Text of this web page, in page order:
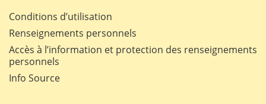
Conditions d’utilisation
Renseignements personnels
Accès à l’information et protection des renseignements
personnels
Info Source